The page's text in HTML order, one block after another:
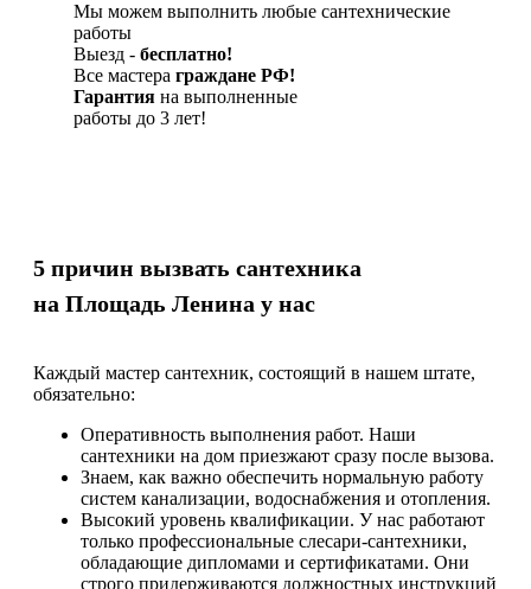
Мы можем выполнить любые сантехнические
работы
Выезд - бесплатно!
Все мастера граждане РФ!
Гарантияна выполненные
работы до 3 лет!
5 причин вызвать сантехника
на Площадь Ленина у нас
Каждый мастер сантехник, состоящий в нашем штате,
обязательно:
Оперативность выполнения работ. Наши
сантехники на дом приезжают сразу после вызова.
Знаем, как важно обеспечить нормальную работу
систем канализации, водоснабжения и отопления.
Высокий уровень квалификации. У нас работают
только профессиональные слесари-сантехники,
обладающие дипломами и сертификатами. Они
строго придерживаются должностных инструкций